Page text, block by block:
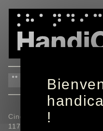
Cinéma Le
Cinéma Le Zola,
117, Cour Émile Zola,
!